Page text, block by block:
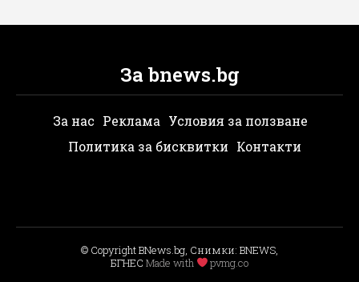
За bnews.bg
За нас Реклама Условия за ползване
Политика за бисквитки Контакти
© Copyright BNews.bg, Снимки: BNEWS,
БГНЕС Мade with pvmg.co